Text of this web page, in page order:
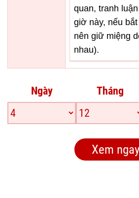
quan, tranh
giờ này, nếu
nên giữ miệng
nhau).
Ngày Tháng
Xem ngay